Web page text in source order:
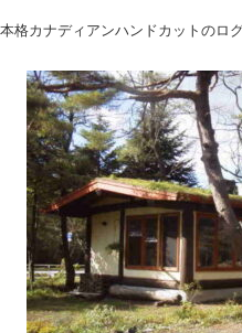
本格カナディアンハンドカットのロ